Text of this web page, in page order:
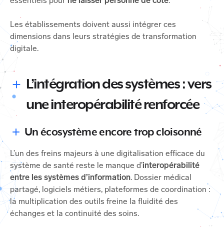
Les établissements doivent aussi intégrer ces
dimensions dans leurs stratégies de transformation
digitale.
L’intégration des systèmes : vers
une interopérabilité renforcée
Un écosystème encore trop cloisonné
L’un des freins majeurs à une digitalisation efficace du
système de santé reste le manque d’interopérabilité
entre les systèmes d’information. Dossier médical
partagé, logiciels métiers, plateformes de coordination :
la multiplication des outils freine la fluidité des
échanges et la continuité des soins.